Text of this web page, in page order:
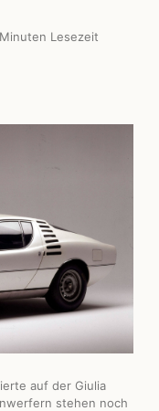
Lesezeit
auf der Giulia
stehen noch